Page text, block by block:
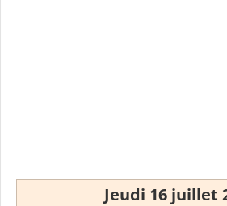
Jeudi 16 juillet